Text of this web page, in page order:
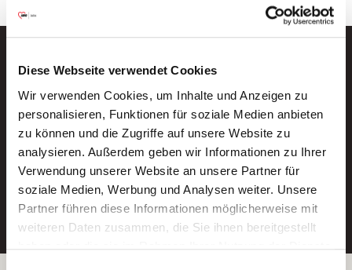
Diese Webseite verwendet Cookies
Wir verwenden Cookies, um Inhalte und Anzeigen zu
personalisieren, Funktionen für soziale Medien anbieten
zu können und die Zugriffe auf unsere Website zu
analysieren. Außerdem geben wir Informationen zu Ihrer
Verwendung unserer Website an unsere Partner für
soziale Medien, Werbung und Analysen weiter. Unsere
Partner führen diese Informationen möglicherweise mit
weiteren Daten zusammen, die Sie ihnen bereitgestellt
Neue Stellen per E-Mail.
Ein kostenloser Service von AWO
Jobs.
E-Mail-Adresse eintragen